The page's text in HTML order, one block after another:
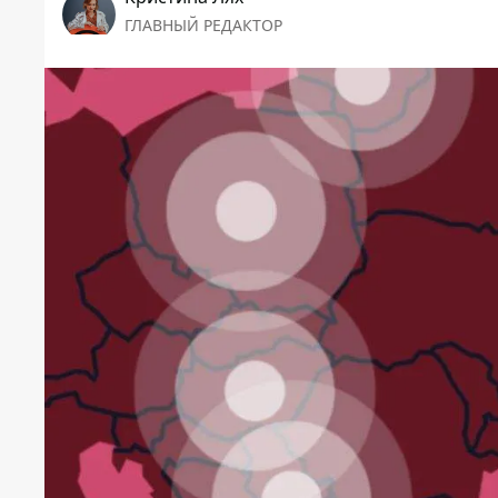
ГЛАВНЫЙ РЕДАКТОР